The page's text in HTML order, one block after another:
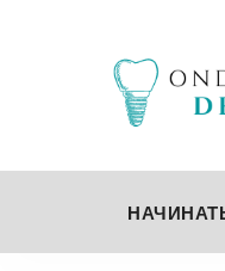
содержанию